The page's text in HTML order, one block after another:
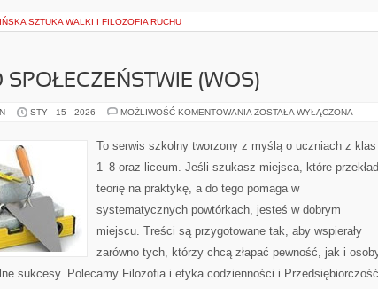
SZTUKA WALKI I FILOZOFIA RUCHU
(WOS)
STY - 15 - 2026 MOŻLIWOŚĆ KOMENTOWANIA WIEDZA
(WOS)
ZOSTAŁA WYŁĄCZONA
To serwis szkolny tworzony z myślą o uczniach z klas
1–8 oraz liceum. Jeśli szukasz miejsca, które
teorię na praktykę, a do tego pomaga w
systematycznych powtórkach, jesteś w dobrym
miejscu. Treści są przygotowane tak, aby wspierały
zarówno tych, którzy chcą złapać pewność, jak i
sukcesy. Polecamy Filozofia i etyka codzienności i